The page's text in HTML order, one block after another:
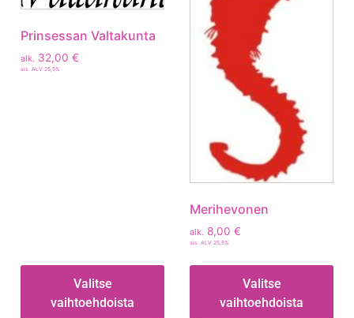
Prinsessan Valtakunta
alk. 32,00 €
sis. ALV 25,5%
Valitse
vaihtoehdoista
Merihevonen
alk. 8,00 €
sis. ALV 25,5%
Valitse
vaihtoehdoista